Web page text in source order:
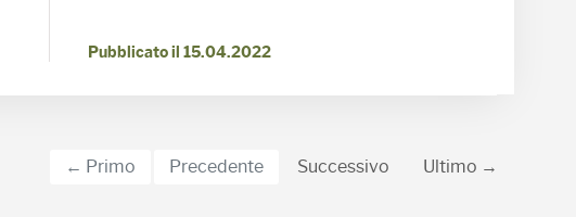
Pubblicato il 15.04.2022
← Primo Precedente Successivo Ultimo →